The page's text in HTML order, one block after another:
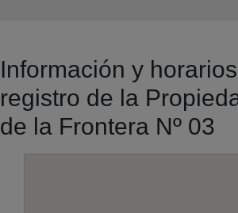
Información y
registro de la
de la Frontera Nº 03